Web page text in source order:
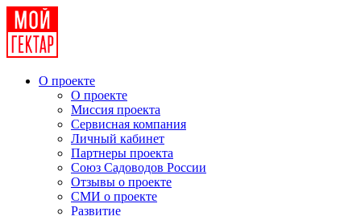
О проекте
О проекте
Миссия проекта
Сервисная компания
Личный кабинет
Партнеры проекта
Союз Садоводов России
Отзывы о проекте
СМИ о проекте
Развитие